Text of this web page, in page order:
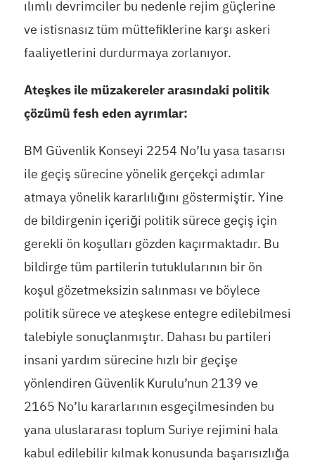
ılımlı devrimciler bu nedenle rejim güçlerine
ve istisnasız tüm müttefiklerine karşı askeri
faaliyetlerini durdurmaya zorlanıyor.
Ateşkes ile müzakereler arasındaki politik
çözümü fesh eden ayrımlar:
BM Güvenlik Konseyi 2254 No’lu yasa tasarısı
ile geçiş sürecine yönelik gerçekçi adımlar
atmaya yönelik kararlılığını göstermiştir. Yine
de bildirgenin içeriği politik sürece geçiş için
gerekli ön koşulları gözden kaçırmaktadır. Bu
bildirge tüm partilerin tutuklularının bir ön
koşul gözetmeksizin salınması ve böylece
politik sürece ve ateşkese entegre edilebilmesi
talebiyle sonuçlanmıştır. Dahası bu partileri
insani yardım sürecine hızlı bir geçişe
yönlendiren Güvenlik Kurulu’nun 2139 ve
2165 No’lu kararlarının esgeçilmesinden bu
yana uluslararası toplum Suriye rejimini hala
kabul edilebilir kılmak konusunda başarısızlığa